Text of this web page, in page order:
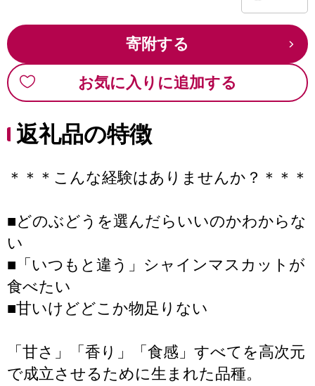
寄附する
お気に入りに追加する
返礼品の特徴
＊＊＊こんな経験はありませんか？＊＊＊
■どのぶどうを選んだらいいのかわからな
い
■「いつもと違う」シャインマスカットが
食べたい
■甘いけどどこか物足りない
「甘さ」「香り」「食感」すべてを高次元
で成立させるために生まれた品種。